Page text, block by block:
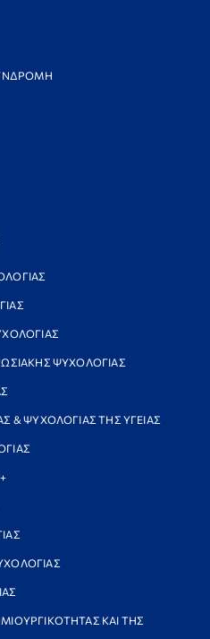
ΨΥΧΟΛΟΓΙΑΣ
& ΨΥΧΟΛΟΓΙΑΣ ΤΗΣ ΥΓΕΙΑΣ
ΚΑΙ ΤΗΣ